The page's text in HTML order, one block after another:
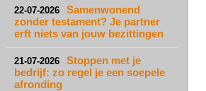
22-07-2026
Samenwonend
zonder testament? Je partner
erft niets van jouw bezittingen
21-07-2026
Stoppen met je
bedrijf: zo regel je een soepele
afronding